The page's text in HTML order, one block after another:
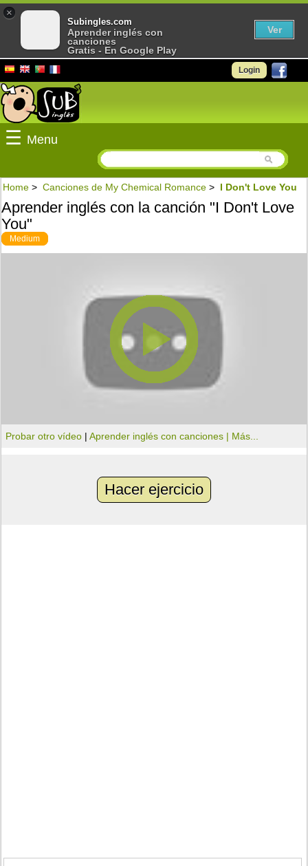
Login
☰ Menu
Home > Canciones de My Chemical Romance > I Don't Love You
Aprender inglés con la canción "I Don't Love
You"
Medium
Probar otro vídeo |Aprender inglés con canciones | Más...
Hacer ejercicio
×
Subingles.com
Aprender inglés con
canciones
Gratis - En Google Play
Ver